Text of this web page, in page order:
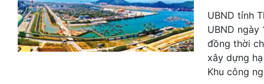
UBND tỉnh
UBND
đồng thời
xây dựng
Khu công